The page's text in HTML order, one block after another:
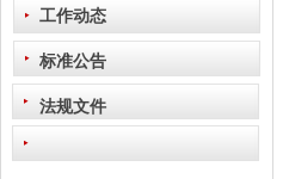
工作动态
标准公告
法规文件